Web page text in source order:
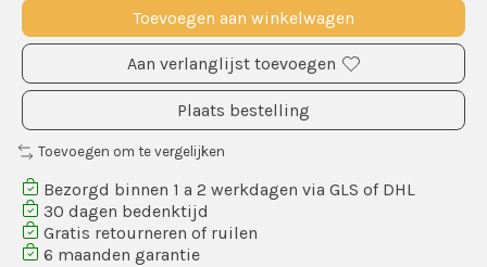
Toevoegen aan winkelwagen
Aan verlanglijst toevoegen
Plaats bestelling
Toevoegen om te vergelijken
Bezorgd binnen 1 a 2 werkdagen via GLS of DHL
30 dagen bedenktijd
Gratis retourneren of ruilen
6 maanden garantie